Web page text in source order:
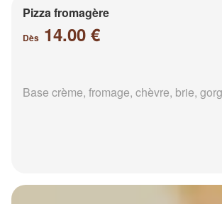
Pizza fromagère
Dès 14.00 €
Base crème, fromage, chèvre, brie,